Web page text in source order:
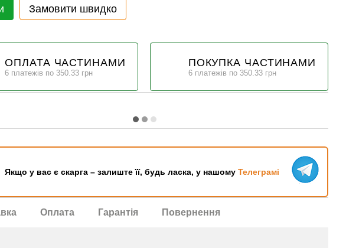
Замовити швидко
ОПЛАТА ЧАСТИНАМИ
6 платежів по 350.33 грн
ПОКУПКА ЧАСТИНАМИ
6 платежів по 350.33 грн
Якщо у вас є скарга – залиште її, будь ласка, у нашому Телеграмі
Оплата Гарантія Повернення